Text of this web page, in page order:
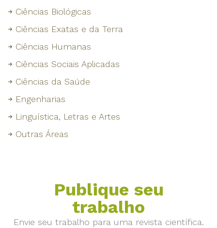
Ciências Biológicas
Ciências Exatas e da Terra
Ciências Humanas
Ciências Sociais Aplicadas
Ciências da Saúde
Engenharias
Linguística, Letras e Artes
Outras Áreas
Publique seu
trabalho
Envie seu trabalho para uma revista científica.